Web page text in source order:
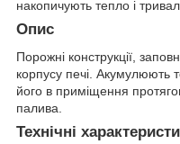
накопичують тепло і
Опис
Порожні конструкції,
корпусу печі. Акумулюють
його в приміщення
палива.
Технічні